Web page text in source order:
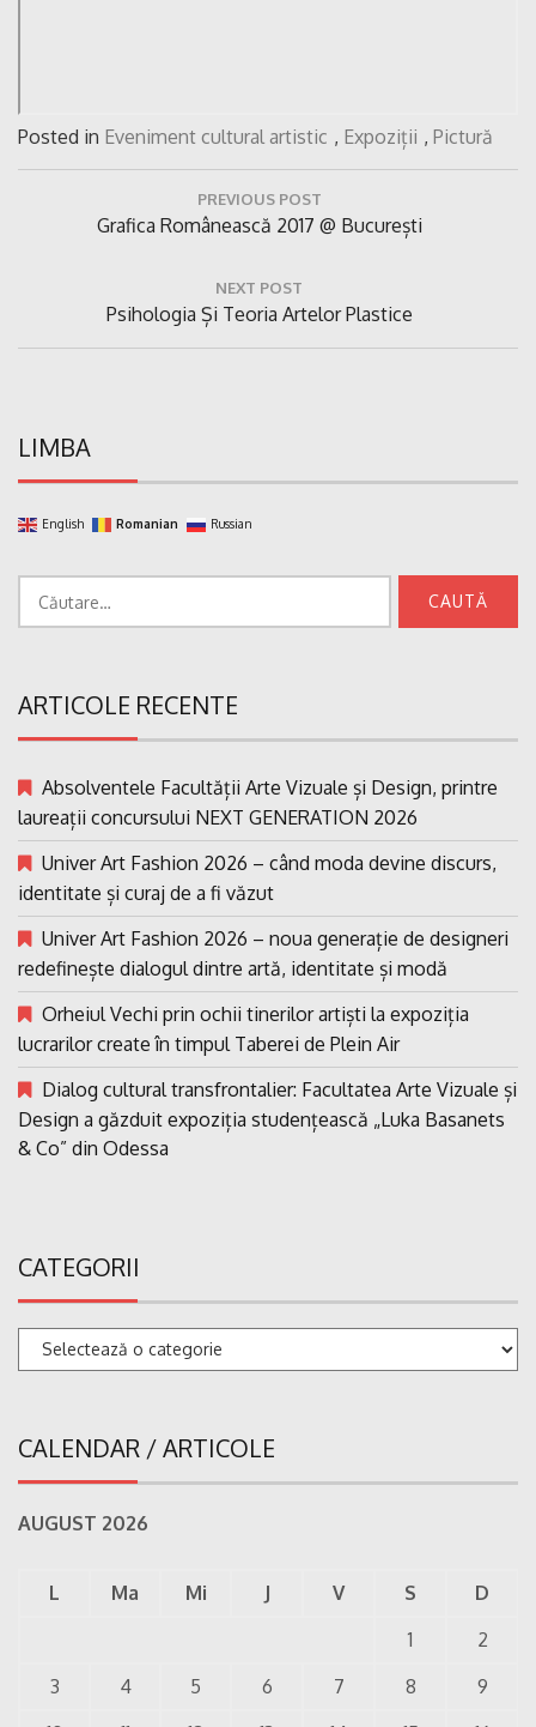
Posted in Eveniment cultural artistic , Expoziții , Pictură
PREVIOUS POST
Previous
Grafica Românească 2017 @ București
NEXT POST
Next
Post:
Psihologia Și Teoria Artelor Plastice
LIMBA
English Romanian Russian
ARTICOLE RECENTE
Absolventele Facultății Arte Vizuale și Design, printre
laureații concursului NEXT GENERATION 2026
Univer Art Fashion 2026 – când moda devine discurs,
identitate și curaj de a fi văzut
Univer Art Fashion 2026 – noua generație de designeri
redefinește dialogul dintre artă, identitate și modă
Orheiul Vechi prin ochii tinerilor artiști la expoziția
lucrarilor create în timpul Taberei de Plein Air
Dialog cultural transfrontalier: Facultatea Arte Vizuale și
Design a găzduit expoziția studențească „Luka Basanets
& Co” din Odessa
CATEGORII
Categorii
CALENDAR / ARTICOLE
AUGUST 2026
L Ma Mi J V S
D
1
2
3
4 5 6 7 8
9